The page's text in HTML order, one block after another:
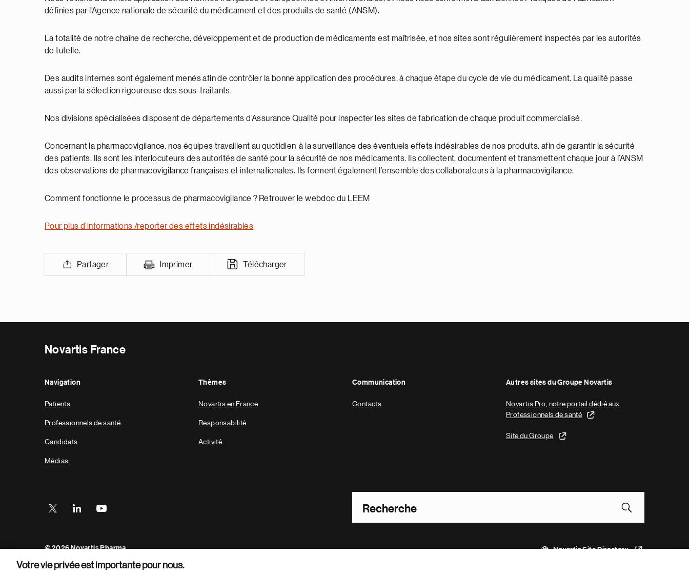
définies par l’Agence nationale de sécurité du médicament et des produits de santé (ANSM).
La totalité de notre chaîne de recherche, développement et de production de médicaments est maîtrisée, et nos sites sont régulièrement inspectés par les autorités
de tutelle.
Des audits internes sont également menés afin de contrôler la bonne application des procédures, à chaque étape du cycle de vie du médicament. La qualité passe
aussi par la sélection rigoureuse des sous-traitants.
Nos divisions spécialisées disposent de départements d’Assurance Qualité pour inspecter les sites de fabrication de chaque produit commercialisé.
Concernant la pharmacovigilance, nos équipes travaillent au quotidien à la surveillance des éventuels effets indésirables de nos produits, afin de garantir la sécurité
des patients. Ils sont les interlocuteurs des autorités de santé pour la sécurité de nos médicaments. Ils collectent, documentent et transmettent chaque jour à l’ANSM
des observations de pharmacovigilance françaises et internationales. Ils forment également l’ensemble des collaborateurs à la pharmacovigilance.
Comment fonctionne le processus de pharmacovigilance ? Retrouver le webdoc du LEEM
Pour plus d’informations /reporter des effets indésirables
Partager Imprimer Télécharger
Novartis France
Navigation
Patients
Professionnels de santé
Candidats
Médias
Thèmes
Novartis en France
Responsabilité
Activité
Communication
Contacts
Autres sites du Groupe Novartis
Novartis Pro, notre portail dédié aux
Professionnels de santé
Site du Groupe
Footer
© 2026 Novartis Pharma
Conditions d’utilisation Données personnelles
Novartis Site Directory
Votre vie privée est importante pour nous.